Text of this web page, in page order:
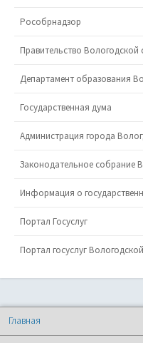
Рособрнадзор
Правительство Вологодской
Департамент образования
Государственная дума
Администрация города
Законодательное собрание
Информация о
Портал Госуслуг
Портал госуслуг
Главная